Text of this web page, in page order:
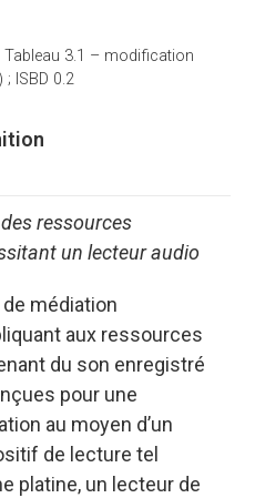
ISBD 0.2
un lecteur audio
aux ressources
du son enregistré
pour une
au moyen d’un
de lecture tel
platine, un lecteur de